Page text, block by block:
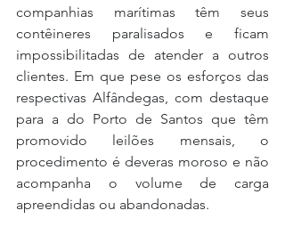
companhias marítimas têm seus
contêineres paralisados e ficam
impossibilitadas de atender a outros
clientes. Em que pese os esforços das
respectivas Alfândegas, com destaque
para a do Porto de Santos que têm
promovido leilões mensais, o
procedimento é deveras moroso e não
acompanha o volume de carga
apreendidas ou abandonadas.